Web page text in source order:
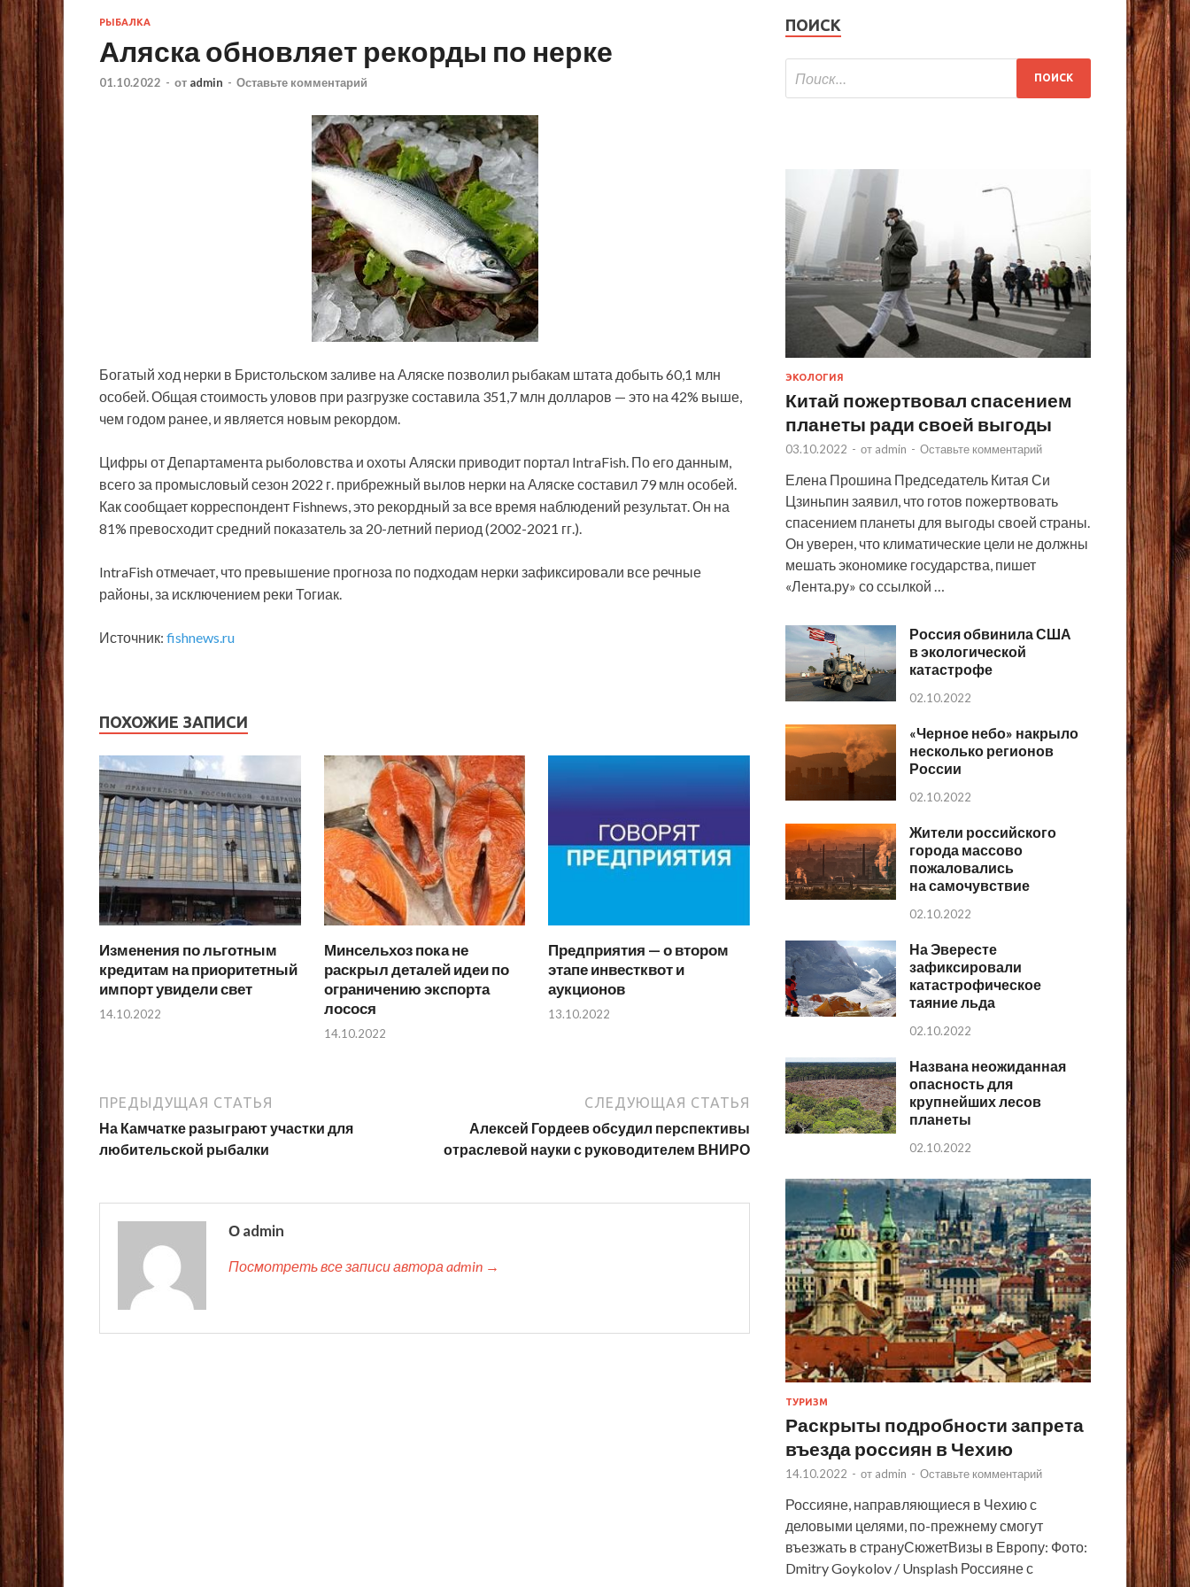
РЫБАЛКА
Аляска обновляет рекорды по нерке
01.10.2022 - от admin - Оставьте комментарий
Богатый ход нерки в Бристольском заливе на Аляске позволил рыбакам штата добыть 60,1 млн
особей. Общая стоимость уловов при разгрузке составила 351,7 млн долларов — это на 42% выше,
чем годом ранее, и является новым рекордом.
Цифры от Департамента рыболовства и охоты Аляски приводит портал IntraFish. По его данным,
всего за промысловый сезон 2022 г. прибрежный вылов нерки на Аляске составил 79 млн особей.
Как сообщает корреспондент Fishnews, это рекордный за все время наблюдений результат. Он на
81% превосходит средний показатель за 20-летний период (2002-2021 гг.).
IntraFish отмечает, что превышение прогноза по подходам нерки зафиксировали все речные
районы, за исключением реки Тогиак.
Источник: fishnews.ru
ПОХОЖИЕ ЗАПИСИ
Изменения по льготным
кредитам на приоритетный
импорт увидели свет
14.10.2022
Минсельхоз пока не
раскрыл деталей идеи по
ограничению экспорта
лосося
14.10.2022
Предприятия — о втором
этапе инвестквот и
аукционов
13.10.2022
ПРЕДЫДУЩАЯ СТАТЬЯ
На Камчатке разыграют участки для
любительской рыбалки
СЛЕДУЮЩАЯ СТАТЬЯ
Алексей Гордеев обсудил перспективы
отраслевой науки с руководителем ВНИРО
О admin
Посмотреть все записи автора admin →
ПОИСК
ЭКОЛОГИЯ
Китай пожертвовал спасением
планеты ради своей выгоды
03.10.2022 - от admin - Оставьте комментарий
Елена Прошина Председатель Китая Си
Цзиньпин заявил, что готов пожертвовать
спасением планеты для выгоды своей страны.
Он уверен, что климатические цели не должны
мешать экономике государства, пишет
«Лента.ру» со ссылкой …
Россия обвинила США
в экологической
катастрофе
02.10.2022
«Черное небо» накрыло
несколько регионов
России
02.10.2022
Жители российского
города массово
пожаловались
на самочувствие
02.10.2022
На Эвересте
зафиксировали
катастрофическое
таяние льда
02.10.2022
Названа неожиданная
опасность для
крупнейших лесов
планеты
02.10.2022
ТУРИЗМ
Раскрыты подробности запрета
въезда россиян в Чехию
14.10.2022 - от admin - Оставьте комментарий
Россияне, направляющиеся в Чехию с
деловыми целями, по-прежнему смогут
въезжать в странуСюжетВизы в Европу: Фото:
Dmitry Goykolov / Unsplash Россияне с